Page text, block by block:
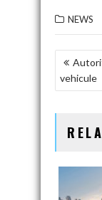
NEWS
ÎN
vehicule